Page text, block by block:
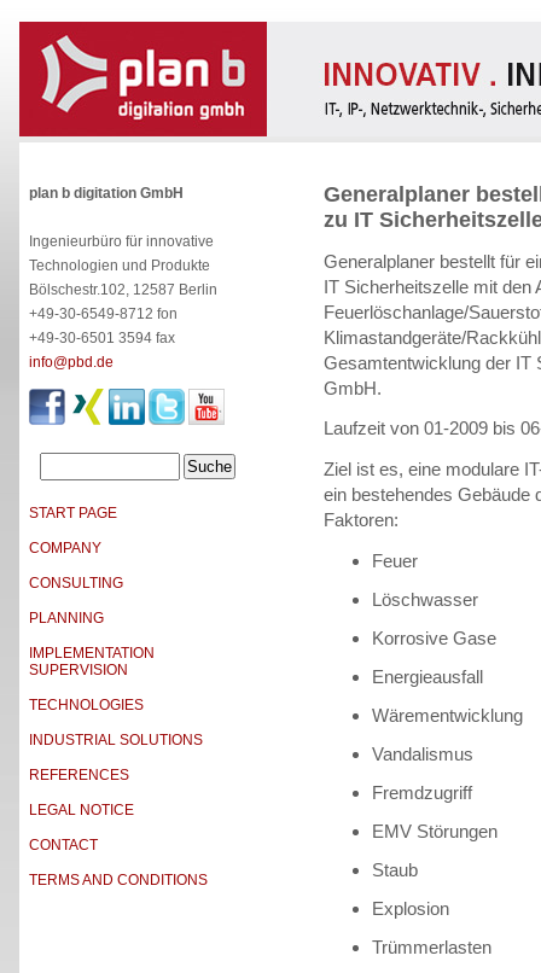
plan b digitation GmbH
Ingenieurbüro für innovative
Technologien und Produkte
Bölschestr.102, 12587 Berlin
+49-30-6549-8712 fon
+49-30-6501 3594 fax
info@pbd.de
START PAGE
COMPANY
CONSULTING
PLANNING
IMPLEMENTATION
SUPERVISION
TECHNOLOGIES
INDUSTRIAL SOLUTIONS
REFERENCES
LEGAL NOTICE
CONTACT
TERMS AND CONDITIONS
Generalplaner
zu IT
Generalplaner bestellt für
IT Sicherheitszelle mit den
Feuerlöschanlage/
Klimastandgeräte/
Gesamtentwicklung der IT
GmbH.
Laufzeit von 01-2009 bis
Ziel ist es, eine modulare
ein bestehendes Gebäude
Faktoren:
Feuer
Löschwasser
Korrosive Gase
Energieausfall
Wärementwicklung
Vandalismus
Fremdzugriff
EMV Störungen
Staub
Explosion
Trümmerlasten